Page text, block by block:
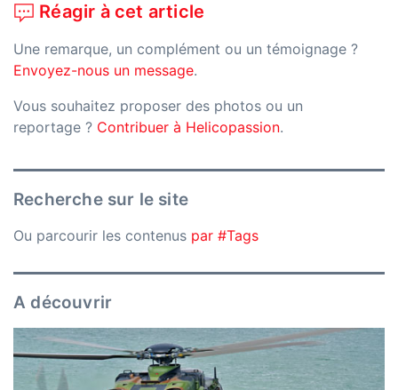
Réagir à cet article
Une remarque, un complément ou un témoignage ?
Envoyez-nous un message.
Vous souhaitez proposer des photos ou un
reportage ? Contribuer à Helicopassion.
Recherche sur le site
Ou parcourir les contenus par #Tags
A découvrir